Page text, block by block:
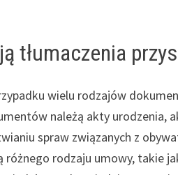
tłumaczenia
wielu rodzajów
należą akty urodzenia,
spraw związanych z
rodzaju umowy, takie